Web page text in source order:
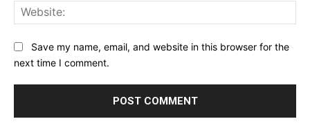
Save my name, email, and website in this browser for the
next time I comment.